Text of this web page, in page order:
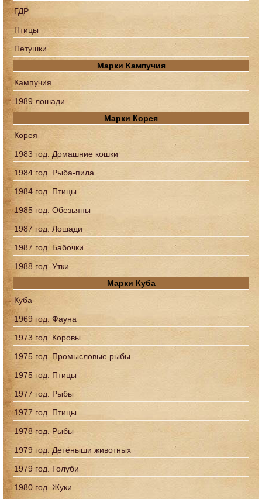
ГДР
Птицы
Петушки
Марки Кампучия
Кампучия
1989 лошади
Марки Корея
Корея
1983 год. Домашние кошки
1984 год. Рыба-пила
1984 год. Птицы
1985 год. Обезьяны
1987 год. Лошади
1987 год. Бабочки
1988 год. Утки
Марки Куба
Куба
1969 год. Фауна
1973 год. Коровы
1975 год. Промысловые рыбы
1975 год. Птицы
1977 год. Рыбы
1977 год. Птицы
1978 год. Рыбы
1979 год. Детёныши животных
1979 год. Голуби
1980 год. Жуки